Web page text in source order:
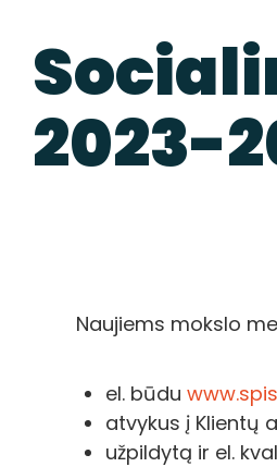
2023-
Naujiems mokslo
el. būdu
atvykus į Klientų
užpildytą ir el.